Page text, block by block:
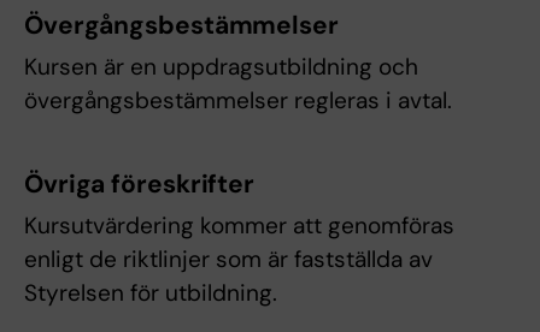
Övergångsbestämmelser
Kursen är en uppdragsutbildning och
övergångsbestämmelser regleras i avtal.
Övriga föreskrifter
Kursutvärdering kommer att genomföras
enligt de riktlinjer som är fastställda av
Styrelsen för utbildning.